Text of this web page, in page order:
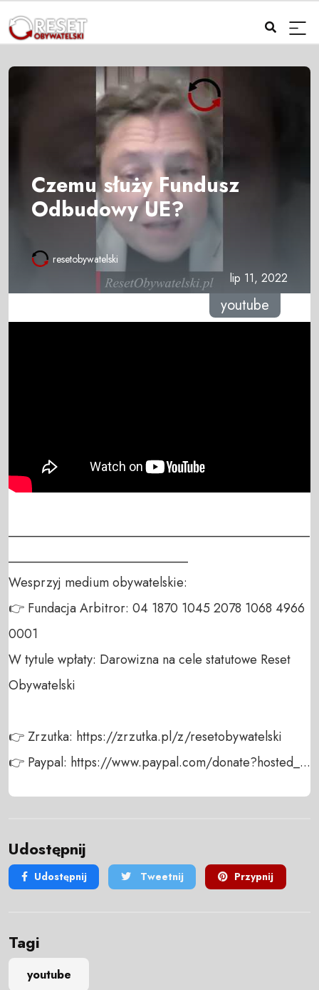
Czemu służy Fundusz
Odbudowy UE?
resetobywatelski
lip 11, 2022
youtube
_______________________________________________
____________________________
Wesprzyj medium obywatelskie:
👉 Fundacja Arbitror: 04 1870 1045 2078 1068 4966
0001
W tytule wpłaty: Darowizna na cele statutowe Reset
Obywatelski
👉 Zrzutka: https://zrzutka.pl/z/resetobywatelski
👉 Paypal: https://www.paypal.com/donate?hosted_...
Udostępnij
Udostępnij Tweetnij Przypnij
Tagi
youtube